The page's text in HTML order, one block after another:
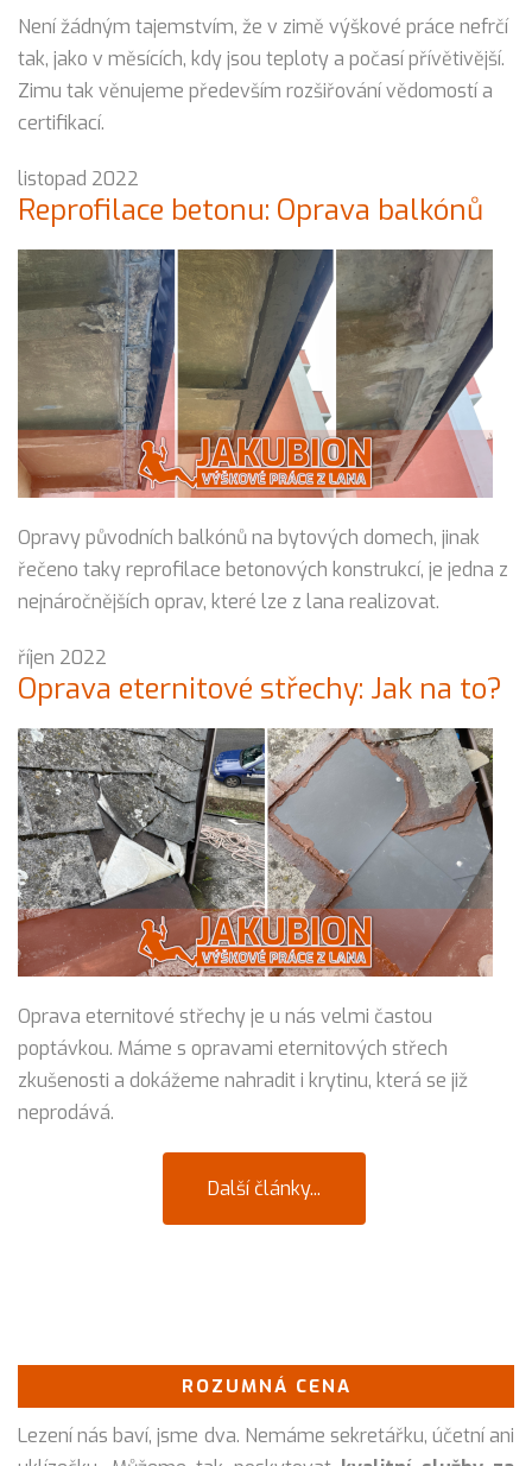
Není žádným tajemstvím, že v zimě výškové práce nefrčí
tak, jako v měsících, kdy jsou teploty a počasí přívětivější.
Zimu tak věnujeme především rozšiřování vědomostí a
certifikací.
listopad 2022
Reprofilace betonu: Oprava balkónů
Opravy původních balkónů na bytových domech, jinak
řečeno taky reprofilace betonových konstrukcí, je jedna z
nejnáročnějších oprav, které lze z lana realizovat.
říjen 2022
Oprava eternitové střechy: Jak na to?
Oprava eternitové střechy je u nás velmi častou
poptávkou. Máme s opravami eternitových střech
zkušenosti a dokážeme nahradit i krytinu, která se již
neprodává.
Další články...
ROZUMNÁ CENA
Lezení nás baví, jsme dva. Nemáme sekretářku, účetní ani